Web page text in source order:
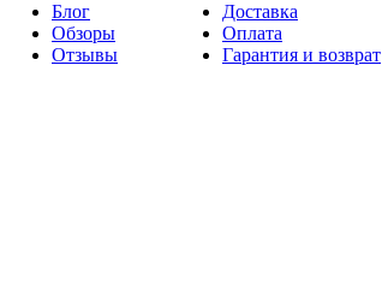
Блог
Обзоры
Отзывы
Доставка
Оплата
Гарантия и возврат